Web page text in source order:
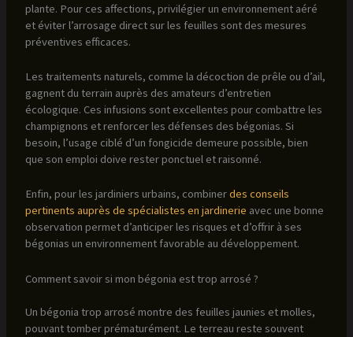
plante. Pour ces affections, privilégier un environnement aéré
et éviter l’arrosage direct sur les feuilles sont des mesures
préventives efficaces.
Les traitements naturels, comme la décoction de prêle ou d’ail,
gagnent du terrain auprès des amateurs d’entretien
écologique. Ces infusions sont excellentes pour combattre les
champignons et renforcer les défenses des bégonias. Si
besoin, l’usage ciblé d’un fongicide demeure possible, bien
que son emploi doive rester ponctuel et raisonné.
Enfin, pour les jardiniers urbains, combinerdes conseils
pertinents auprès de spécialistes en jardinerie avec une bonne
observation permet d’anticiper les risques et d’offrir à ses
bégonias un environnement favorable au développement.
Comment savoir si mon bégonia est trop arrosé ?
Un bégonia trop arrosé montre des feuilles jaunies et molles,
pouvant tomber prématurément. Le terreau reste souvent